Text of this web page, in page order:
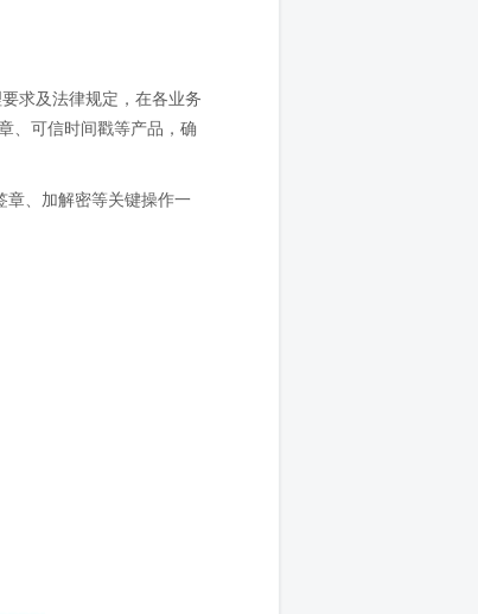
求及法律规定，在各业务
、可信时间戳等产品，确
章、加解密等关键操作一